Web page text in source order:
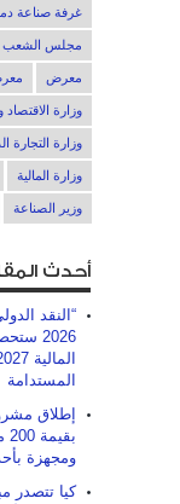
غرفة صناعة
مجلس الشعب
معرض
وزارة الاقتصاد
وزارة التجارة
وزارة المالية
وزير الصناعة
أحدث
2026
المستدامة
إطلاق
ومجهزة
كيا تتصدر